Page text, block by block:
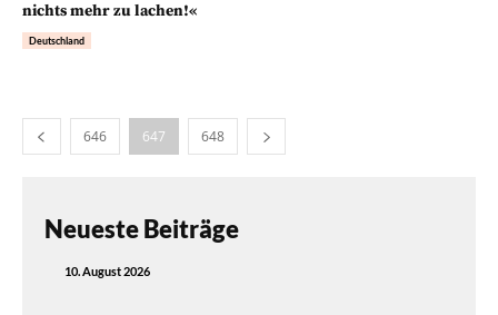
nichts mehr zu lachen!«
Deutschland
646 647 648
Neueste Beiträge
10. August 2026